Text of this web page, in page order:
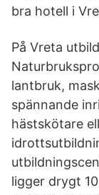
bra hotell i
På Vreta
lantbruk,
spännande
hästskötare
ligger drygt